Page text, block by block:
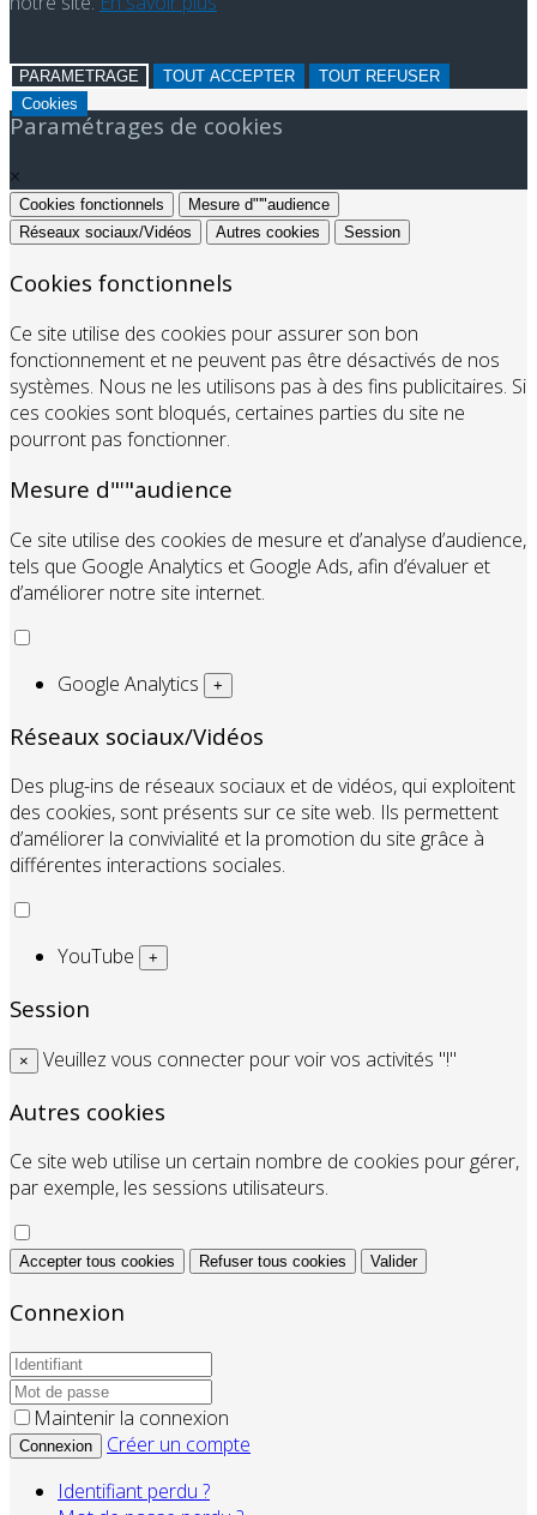
PARAMETRAGE TOUT ACCEPTER
TOUT REFUSER
Cookies
Paramétrages de cookies
×
Cookies fonctionnels
Mesure d"'"audience
Réseaux sociaux/Vidéos
Autres cookies Session
Cookies fonctionnels
Ce site utilise des cookies pour assurer son bon
fonctionnement et ne peuvent pas être désactivés de nos
systèmes. Nous ne les utilisons pas à des fins publicitaires. Si
ces cookies sont bloqués, certaines parties du site ne
pourront pas fonctionner.
Mesure d"'"audience
Ce site utilise des cookies de mesure et d’analyse d’audience,
tels que Google Analytics et Google Ads, afin d’évaluer et
d’améliorer notre site internet.
Google Analytics +
Réseaux sociaux/Vidéos
Des plug-ins de réseaux sociaux et de vidéos, qui exploitent
des cookies, sont présents sur ce site web. Ils permettent
d’améliorer la convivialité et la promotion du site grâce à
différentes interactions sociales.
YouTube +
Session
× Veuillez vous connecter pour voir vos activités "!"
Autres cookies
Ce site web utilise un certain nombre de cookies pour gérer,
par exemple, les sessions utilisateurs.
Accepter tous cookies Refuser tous cookies Valider
Connexion
Maintenir la connexion
Connexion
Créer un compte
Identifiant perdu ?